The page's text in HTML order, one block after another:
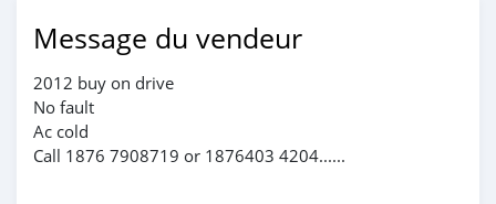
Message du vendeur
2012 buy on drive
No fault
Ac cold
Call 1876 7908719 or 1876403 4204......